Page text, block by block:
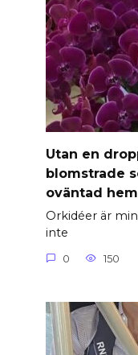
Utan en
blomstrade
oväntad
Orkidéer är
inte
0 150